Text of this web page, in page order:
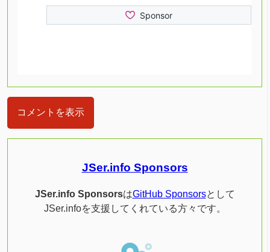
コメントを表示
JSer.info Sponsors
JSer.info SponsorsはGitHub Sponsorsとして
JSer.infoを支援してくれている方々です。